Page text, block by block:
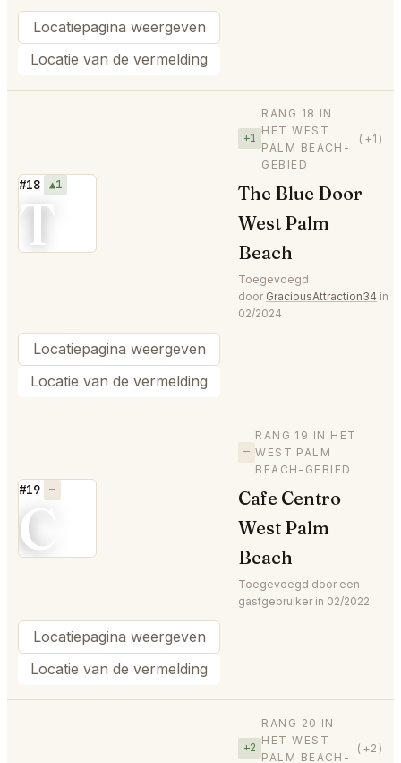
Locatiepagina weergeven
Locatie van de vermelding
#18 ▲1
T
+1
RANG 18 IN
HET WEST
PALM BEACH-
GEBIED
(+1)
The Blue Door
West Palm
Beach
Toegevoegd
door GraciousAttraction34 in
02/2024
Locatiepagina weergeven
Locatie van de vermelding
#19 —
C
—
RANG 19 IN HET
WEST PALM
BEACH-GEBIED
Cafe Centro
West Palm
Beach
Toegevoegd door een
gastgebruiker in 02/2022
Locatiepagina weergeven
Locatie van de vermelding
+2
RANG 20 IN
HET WEST
PALM BEACH-
(+2)